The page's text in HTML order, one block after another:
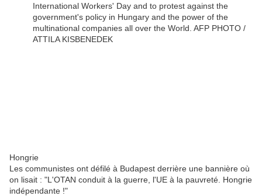
Hongrie
Les communistes ont défilé à Budapest derrière une bannière où
on lisait : "L'OTAN conduit à la guerre, l'UE à la pauvreté. Hongrie
indépendante !"